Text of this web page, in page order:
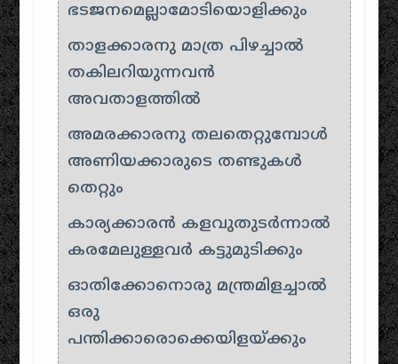
ഭടജനമെല്ലാമോടിയൊളിക്കും
താളക്കാരനു മാത്ര പിഴച്ചാൽ
തകിലറിയുന്നവൻ
അവതാളത്തിൽ
അമരക്കാരനു തലതെറ്റുമ്പോൾ
അണിയക്കാരുടെ തണ്ടുകൾ
തെറ്റും
കാര്യക്കാരൻ കളവുതുടർന്നാൽ
കരമേലുള്ളവർ കട്ടുമുടിക്കും
ഓതിക്കോനൊരു മന്ത്രമിളച്ചാൽ
ഒരു
പന്തിക്കാരൊക്കെയിളയ്ക്കും